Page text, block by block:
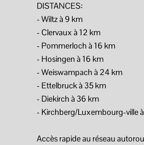
DISTANCES:
- Wiltz à 9 km
- Clervaux à 12 km
- Pommerloch à 16 km
- Hosingen à 16 km
- Weiswampach à 24 km
- Ettelbruck à 35 km
- Diekirch à 36 km
- Kirchberg/Luxembourg-ville
Accès rapide au réseau